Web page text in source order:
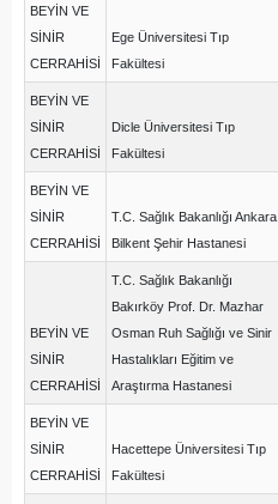
BEYİN VE
SİNİR
CERRAHİSİ
Ege Üniversitesi Tıp
Fakültesi
BEYİN VE
SİNİR
CERRAHİSİ
Dicle Üniversitesi Tıp
Fakültesi
BEYİN VE
SİNİR
CERRAHİSİ
T.C. Sağlık Bakanlığı Ankara
Bilkent Şehir Hastanesi
BEYİN VE
SİNİR
CERRAHİSİ
T.C. Sağlık Bakanlığı
Bakırköy Prof. Dr. Mazhar
Osman Ruh Sağlığı ve Sinir
Hastalıkları Eğitim ve
Araştırma Hastanesi
BEYİN VE
SİNİR
CERRAHİSİ
Hacettepe Üniversitesi Tıp
Fakültesi